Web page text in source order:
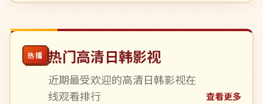
热播 热门高清日韩影视
近期最受欢迎的高清日韩影视在
线观看排行
查看更多